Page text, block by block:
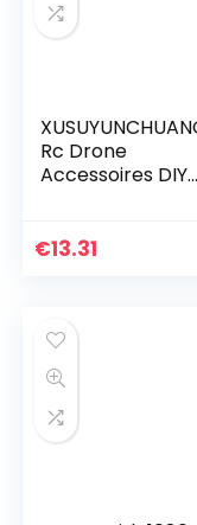
Rc Drone
Accessoires DIY
Gemfan 1447
€13.31